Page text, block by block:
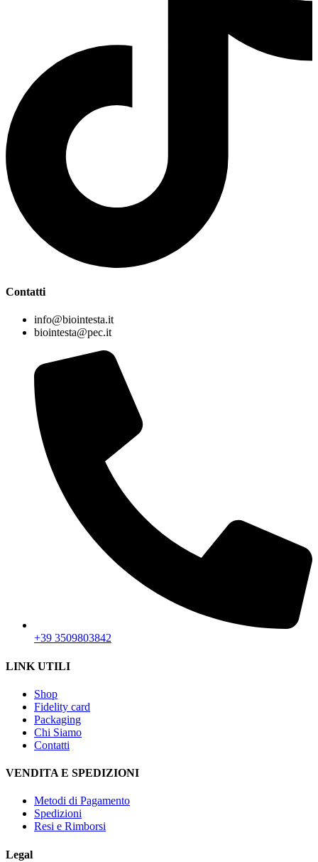
Contatti
info@biointesta.it
biointesta@pec.it
+39 3509803842
LINK UTILI
Shop
Fidelity card
Packaging
Chi Siamo
Contatti
VENDITA E SPEDIZIONI
Metodi di Pagamento
Spedizioni
Resi e Rimborsi
Legal